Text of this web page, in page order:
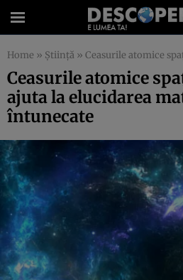
Home » Știință » Ceasurile atomice spațiale ar
Ceasurile atomice
ajuta la elucidarea
întunecate